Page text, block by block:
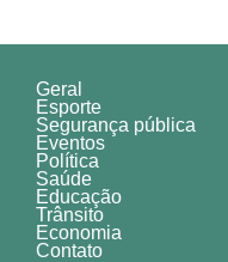
Geral
Esporte
Segurança pública
Eventos
Política
Saúde
Educação
Trânsito
Economia
Contato